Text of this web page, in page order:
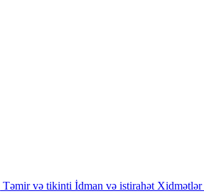
Təmir və tikinti İdman və istirahət Xidmətlər